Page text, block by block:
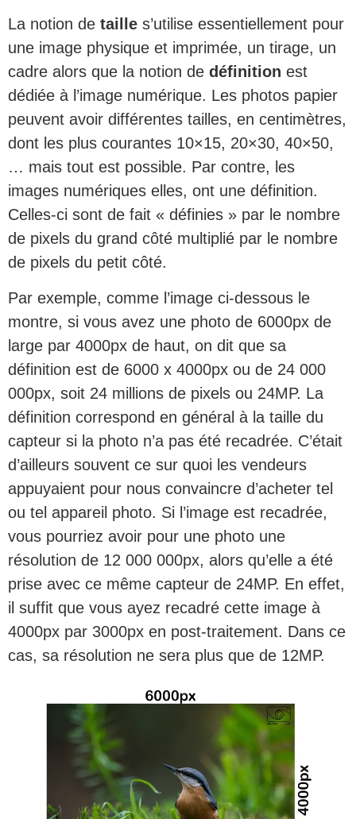
La notion de taille s’utilise essentiellement pour
une image physique et imprimée, un tirage, un
cadre alors que la notion de définition est
dédiée à l’image numérique. Les photos papier
peuvent avoir différentes tailles, en centimètres,
dont les plus courantes 10×15, 20×30, 40×50,
… mais tout est possible. Par contre, les
images numériques elles, ont une définition.
Celles-ci sont de fait « définies » par le nombre
de pixels du grand côté multiplié par le nombre
de pixels du petit côté.
Par exemple, comme l’image ci-dessous le
montre, si vous avez une photo de 6000px de
large par 4000px de haut, on dit que sa
définition est de 6000 x 4000px ou de 24 000
000px, soit 24 millions de pixels ou 24MP. La
définition correspond en général à la taille du
capteur si la photo n’a pas été recadrée. C’était
d’ailleurs souvent ce sur quoi les vendeurs
appuyaient pour nous convaincre d’acheter tel
ou tel appareil photo. Si l’image est recadrée,
vous pourriez avoir pour une photo une
résolution de 12 000 000px, alors qu’elle a été
prise avec ce même capteur de 24MP. En effet,
il suffit que vous ayez recadré cette image à
4000px par 3000px en post-traitement. Dans ce
cas, sa résolution ne sera plus que de 12MP.